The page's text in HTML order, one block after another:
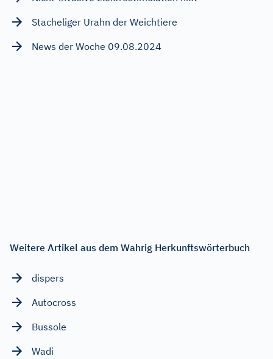
Stacheliger Urahn der Weichtiere
News der Woche 09.08.2024
Weitere Artikel aus dem Wahrig Herkunftswörterbuch
dispers
Autocross
Bussole
Wadi